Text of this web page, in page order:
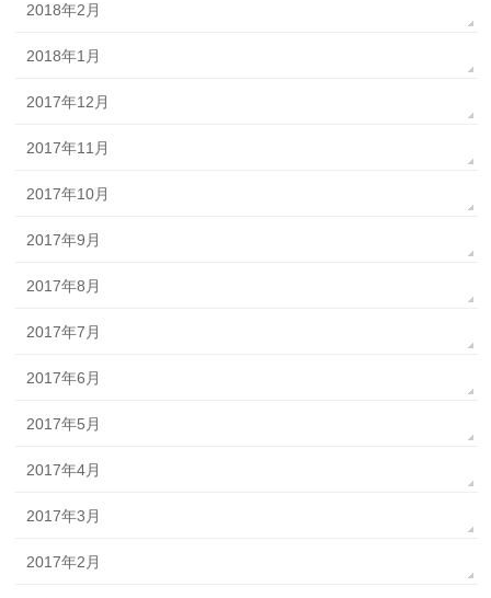
2018年2月
2018年1月
2017年12月
2017年11月
2017年10月
2017年9月
2017年8月
2017年7月
2017年6月
2017年5月
2017年4月
2017年3月
2017年2月